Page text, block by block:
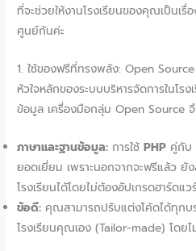
ที่จะช่วยให้งานโรงเรียนของคุณเป็นเ
ศูนย์กันค่ะ
1. ใช้ของฟรีที่ทรงพลัง: Open
หัวใจหลักของระบบบริหารจัดการในโร
ข้อมูล เครื่องมือกลุ่ม Open Source จึ
ภาษาและฐานข้อมูล: การใช้PHP คู่กับ
ยอดเยี่ยม เพราะนอกจากจะฟรีแล้ว ยั
โรงเรียนได้โดยไม่ต้องอัปเกรดฮาร์ดแ
ข้อดี: คุณสามารถปรับแต่งโค้ดได้ทุกบ
โรงเรียนคุณเอง (Tailor-made) โดย